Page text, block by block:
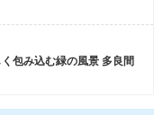
包み込む緑の風景 多良間